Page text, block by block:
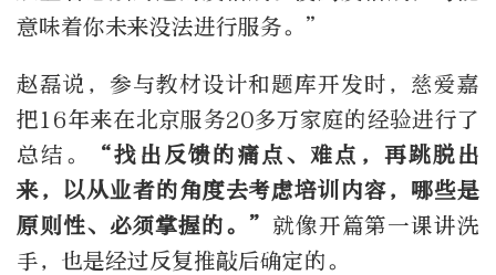
意味着你未来没法进行服务。”
赵磊说，参与教材设计和题库开发时，慈爱嘉
把16年来在北京服务20多万家庭的经验进行了
总结。
“找出反馈的痛点、难点，再跳脱出
来，以从业者的角度去考虑培训内容，哪些是
原则性、必须掌握的。” 就像开篇第一课讲洗
手，也是经过反复推敲后确定的。